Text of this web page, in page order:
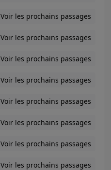
Voir les prochains passages
Voir les prochains passages
Voir les prochains passages
Voir les prochains passages
Voir les prochains passages
Voir les prochains passages
Voir les prochains passages
Voir les prochains passages